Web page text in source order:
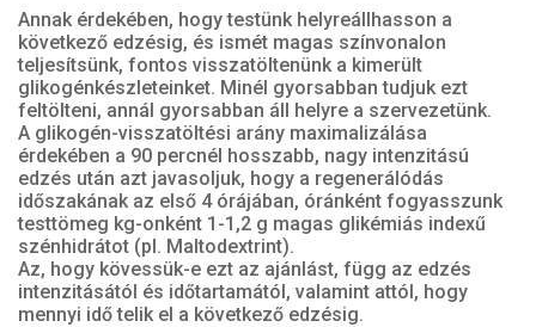
Annak érdekében, hogy testünk helyreállhasson a
következő edzésig, és ismét magas színvonalon
teljesítsünk, fontos visszatöltenünk a kimerült
glikogénkészleteinket. Minél gyorsabban tudjuk ezt
feltölteni, annál gyorsabban áll helyre a szervezetünk.
A glikogén-visszatöltési arány maximalizálása
érdekében a 90 percnél hosszabb, nagy intenzitású
edzés után azt javasoljuk, hogy a regenerálódás
időszakának az első 4 órájában, óránként fogyasszunk
testtömeg kg-onként 1-1,2 g magas glikémiás indexű
szénhidrátot (pl. Maltodextrint).
Az, hogy kövessük-e ezt az ajánlást, függ az edzés
intenzitásától és időtartamától, valamint attól, hogy
mennyi idő telik el a következő edzésig.